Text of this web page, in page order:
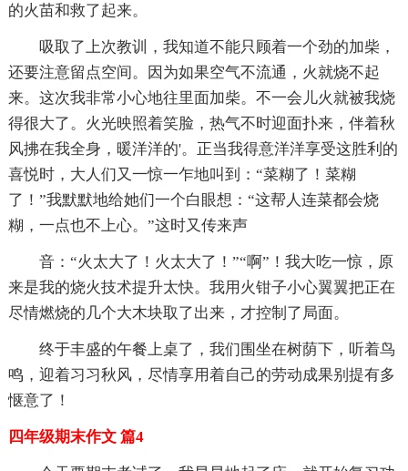
的火苗和救了起来。
吸取了上次教训，我知道不能只顾着一个劲的加柴，
还要注意留点空间。因为如果空气不流通，火就烧不起
来。这次我非常小心地往里面加柴。不一会儿火就被我烧
得很大了。火光映照着笑脸，热气不时迎面扑来，伴着秋
风拂在我全身，暖洋洋的'。正当我得意洋洋享受这胜利的
喜悦时，大人们又一惊一乍地叫到：“菜糊了！菜糊
了！”我默默地给她们一个白眼想：“这帮人连菜都会烧
糊，一点也不上心。”这时又传来声
音：“火太大了！火太大了！”“啊”！我大吃一惊，原
来是我的烧火技术提升太快。我用火钳子小心翼翼把正在
尽情燃烧的几个大木块取了出来，才控制了局面。
终于丰盛的午餐上桌了，我们围坐在树荫下，听着鸟
鸣，迎着习习秋风，尽情享用着自己的劳动成果别提有多
惬意了！
四年级期末作文 篇4